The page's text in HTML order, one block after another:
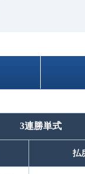
水面特性・進入
3連勝単式
払